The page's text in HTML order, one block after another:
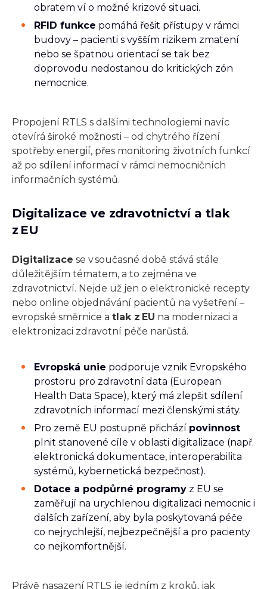
obratem ví o možné krizové situaci.
RFID funkce pomáhá řešit přístupy v rámci
budovy – pacienti s vyšším rizikem zmatení
nebo se špatnou orientací se tak bez
doprovodu nedostanou do kritických zón
nemocnice.
Propojení RTLS s dalšími technologiemi navíc
otevírá široké možnosti – od chytrého řízení
spotřeby energií, přes monitoring životních funkcí
až po sdílení informací v rámci nemocničních
informačních systémů.
Digitalizace ve zdravotnictví a tlak
z EU
Digitalizace se v současné době stává stále
důležitějším tématem, a to zejména ve
zdravotnictví. Nejde už jen o elektronické recepty
nebo online objednávání pacientů na vyšetření –
evropské směrnice a tlak z EU na modernizaci a
elektronizaci zdravotní péče narůstá.
Evropská unie podporuje vznik Evropského
prostoru pro zdravotní data (European
Health Data Space), který má zlepšit sdílení
zdravotních informací mezi členskými státy.
Pro země EU postupně přichází povinnost
plnit stanovené cíle v oblasti digitalizace (např.
elektronická dokumentace, interoperabilita
systémů, kybernetická bezpečnost).
Dotace a podpůrné programy z EU se
zaměřují na urychlenou digitalizaci nemocnic i
dalších zařízení, aby byla poskytovaná péče
co nejrychlejší, nejbezpečnější a pro pacienty
co nejkomfortnější.
Právě nasazení RTLS je jedním z kroků, jak